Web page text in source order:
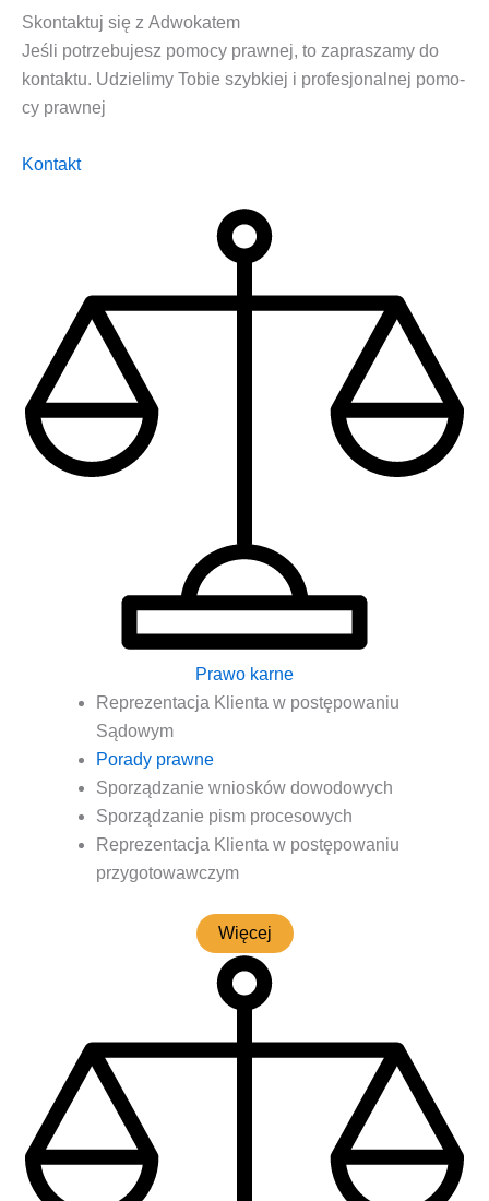
Skontaktuj się z Adwokatem
Jeśli potrze­bu­jesz pomo­cy praw­nej, to zapra­sza­my do
kon­tak­tu. Udzie­li­my Tobie szyb­kiej i pro­fe­sjo­nal­nej pomo­
cy prawnej
Kon­takt
Prawo karne
Repre­zen­ta­cja Klien­ta w postę­po­wa­niu
Sądowym
Pora­dy prawne
Spo­rzą­dza­nie wnio­sków dowodowych
Spo­rzą­dza­nie pism procesowych
Repre­zen­ta­cja Klien­ta w postę­po­wa­niu
przygotowawczym
Wię­cej